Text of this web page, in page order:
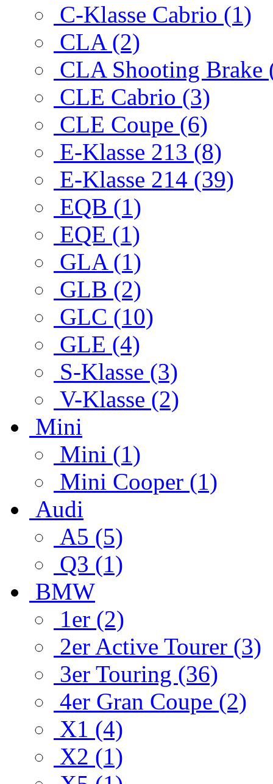
C-Klasse Cabrio (1)
CLA (2)
CLA Shooting Brake
CLE Cabrio (3)
CLE Coupe (6)
E-Klasse 213 (8)
E-Klasse 214 (39)
EQB (1)
EQE (1)
GLA (1)
GLB (2)
GLC (10)
GLE (4)
S-Klasse (3)
V-Klasse (2)
Mini
Mini (1)
Mini Cooper (1)
Audi
A5 (5)
Q3 (1)
BMW
1er (2)
2er Active Tourer (3)
3er Touring (36)
4er Gran Coupe (2)
X1 (4)
X2 (1)